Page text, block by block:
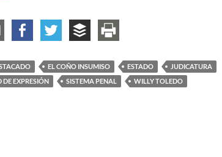
EL COÑO INSUMISO ESTADO
JUDICATURA
DE EXPRESIÓN SISTEMA PENAL WILLY TOLEDO